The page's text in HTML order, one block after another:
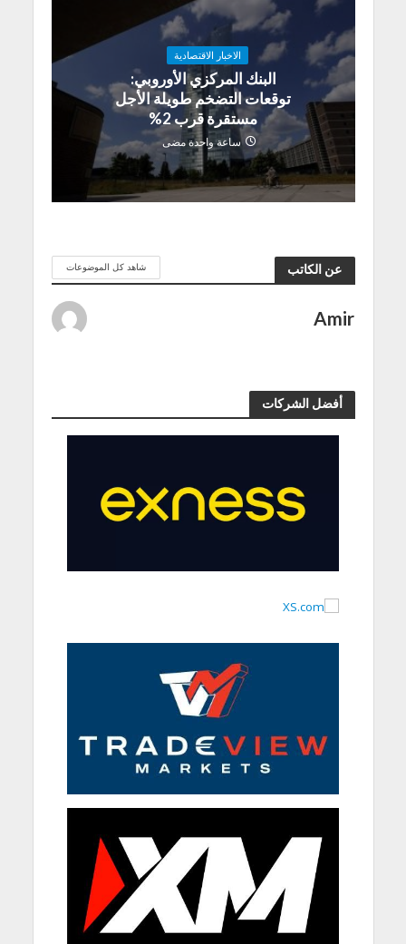
الاخبار الاقتصادية
البنك المركزي الأوروبي:
توقعات التضخم طويلة الأجل
مستقرة قرب 2%
ساعة واحدة مضى
عن الكاتب شاهد كل الموضوعات
Amir
أفضل الشركات